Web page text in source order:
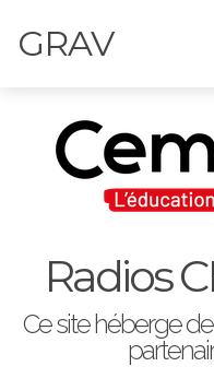
GRAV
Radios
Ce site héberge